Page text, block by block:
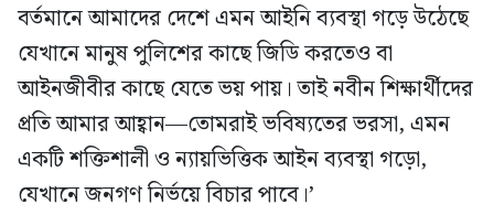
বর্তমানে আমাদের দেশে এমন আইনি ব্যবস্থা গড়ে উঠেছে
যেখানে মানুষ পুলিশের কাছে জিডি করতেও বা
আইনজীবীর কাছে যেতে ভয় পায়। তাই নবীন শিক্ষার্থীদের
প্রতি আমার আহ্বান—তোমরাই ভবিষ্যতের ভরসা, এমন
একটি শক্তিশালী ও ন্যায়ভিত্তিক আইন ব্যবস্থা গড়ো,
যেখানে জনগণ নির্ভয়ে বিচার পাবে।’